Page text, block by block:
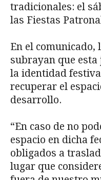
tradicionales: el
las Fiestas
En el
subrayan que
la identidad
recuperar el
desarrollo.
“En caso de no
espacio en dicha
obligados a
lugar que